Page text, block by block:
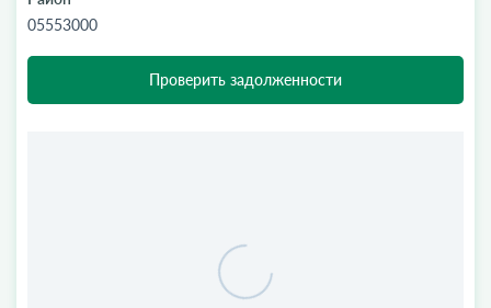
05553000
Проверить задолженности